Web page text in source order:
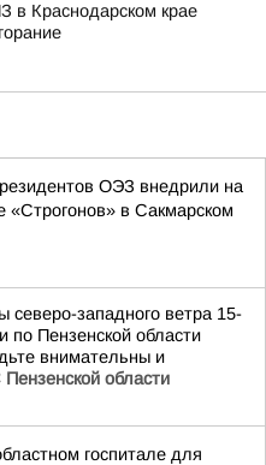
в Краснодарском крае
ОЭЗ внедрили на
«Строгонов» в Сакмарском
северо-западного ветра 15-
по Пензенской области
внимательны и
области
госпитале для